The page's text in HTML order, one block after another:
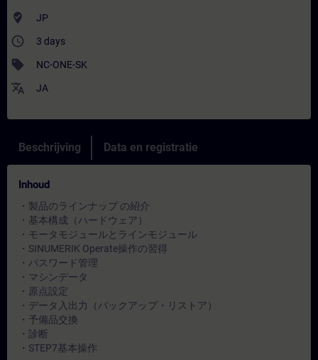
where_to_vote JP
access_time 3 days
sell NC-ONE-SK
translate JA
Beschrijving Data en registratie
Inhoud
・製品のラインナップ の紹介
・基本構成（ハードウェア）
・モータモジュールとラインモジュール
・SINUMERIK Operate操作の習得
・パスワード管理
・マシンデータ
・原点設定
・データ入出力（バックアップ・リストア）
・予備品交換
・診断
・STEP7基本操作